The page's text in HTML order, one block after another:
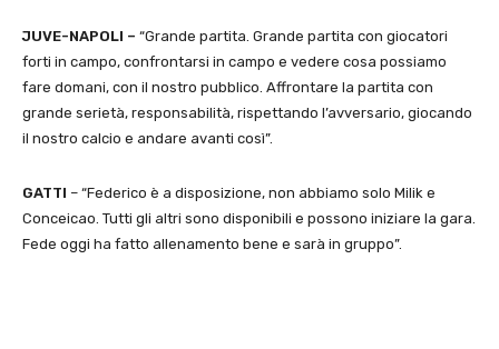
JUVE-NAPOLI – “Grande partita. Grande partita con giocatori
forti in campo, confrontarsi in campo e vedere cosa possiamo
fare domani, con il nostro pubblico. Affrontare la partita con
grande serietà, responsabilità, rispettando l’avversario, giocando
il nostro calcio e andare avanti così”.
GATTI – “Federico è a disposizione, non abbiamo solo Milik e
Conceicao. Tutti gli altri sono disponibili e possono iniziare la gara.
Fede oggi ha fatto allenamento bene e sarà in gruppo”.